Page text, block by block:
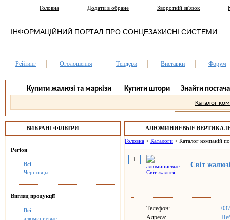
Головна Додати в обране Зворотній зв'язок
ІНФОРМАЦІЙНИЙ ПОРТАЛ ПРО СОНЦЕЗАХИСНІ СИСТЕМИ
Рейтинг Оголошення Тендери Виставки Форум
Купити жалюзі та маркізи Купити штори Знайти
Каталог
ВИБРАНІ ФІЛЬТРИ
Регіон
Всі
Черновцы
Вигляд продукції
Всі
алюминиевые
АЛЮМИНИЕВЫЕ
ЧЕРНОВЦЫ.
Головна > Каталоги > Каталог компаній
1
Світ
Телефон:
Адреса: